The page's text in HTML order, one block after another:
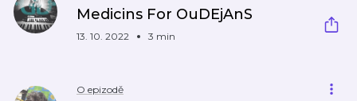
Medicins For OuDEjAnS
13. 10. 2022 3 min
O epizodě